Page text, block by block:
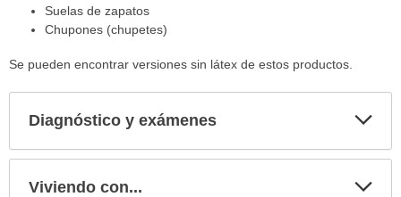
Suelas de zapatos
Chupones (chupetes)
Se pueden encontrar versiones sin látex de estos productos.
Diagnóstico y exámenes
Viviendo con...